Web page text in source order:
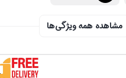
مشاهده همه ویژگی‌ها